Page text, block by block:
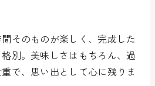
そのものが楽しく、完成した
別。美味しさはもちろん、過
で、思い出として心に残りま